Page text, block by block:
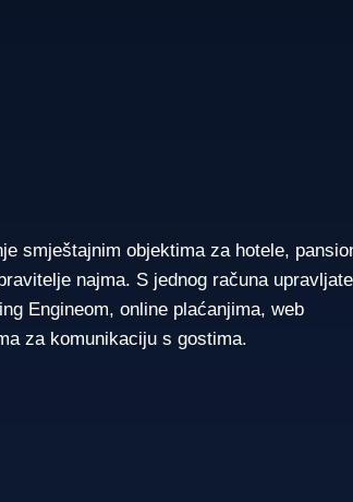
smještajnim objektima za hotele,
najma. S jednog računa upravljate
Engineom, online plaćanjima, web
za komunikaciju s gostima.